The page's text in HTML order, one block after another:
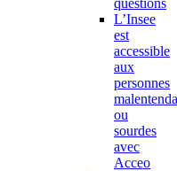
questions
L’Insee
est
accessible
aux
personnes
ou
sourdes
avec
Acceo